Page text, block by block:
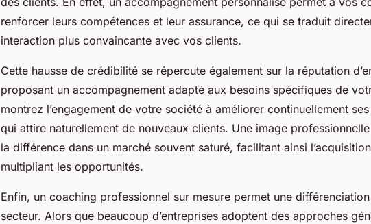
renforcer leurs compétences et leur assurance, ce qui se traduit
interaction plus convaincante avec vos clients.
Cette hausse de crédibilité se répercute également sur la réputation
proposant un accompagnement adapté aux besoins spécifiques de
montrez l’engagement de votre société à améliorer continuellement
qui attire naturellement de nouveaux clients. Une image
la différence dans un marché souvent saturé, facilitant ainsi
multipliant les opportunités.
Enfin, un coaching professionnel sur mesure permet une
secteur. Alors que beaucoup d’entreprises adoptent des approches